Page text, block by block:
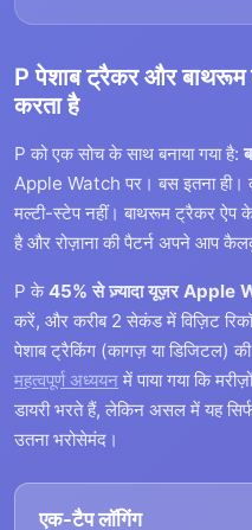
P पेशाब ट्रैकर और
करता है
P को एक सोच के साथ बनाया गया है:
Apple Watch पर। बस इतना ही।
मल्टी-स्टेप नहीं। बाथरूम ट्रैकर ऐप
है और रोज़ाना की पैटर्न अपने आप
P के45% से ज़्यादा यूज़र Apple
करें, और करीब 2 सेकंड में विज़िट
पेशाब ट्रैकिंग (कागज़ या डिजिटल)
महत्वपूर्ण अध्ययन में पाया गया कि
डायरी भरते हैं, लेकिन असल में यह
उतना भरोसेमंद।
एक-टैप लॉगिंग